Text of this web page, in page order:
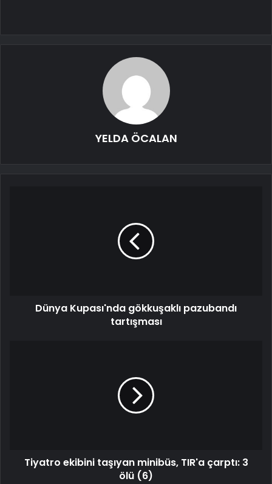
YELDA ÖCALAN
Dünya Kupası'nda gökkuşaklı pazubandı
tartışması
Tiyatro ekibini taşıyan minibüs, TIR'a çarptı: 3
ölü (6)